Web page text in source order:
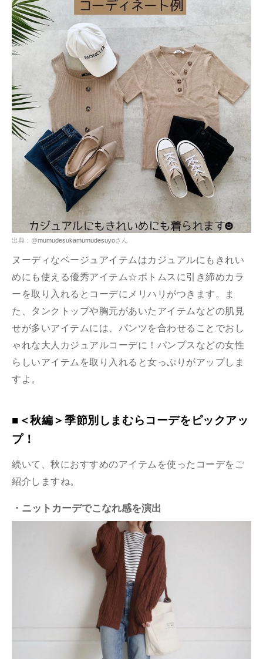
出典：@mumudesukamumudesuyoさん
ヌーディなベージュアイテムはカジュアルにもきれい
めにも使える優秀アイテム☆ボトムスに引き締めカラ
ーを取り入れるとコーデにメリハリがつきます。ま
た、タンクトップや胸元があいたアイテムなどの肌見
せが多いアイテムには、パンツを合わせることでおし
ゃれな大人カジュアルコーデに！パンプスなどの女性
らしいアイテムを取り入れると女っぷりがアップしま
すよ。
■＜秋編＞季節別しまむらコーデをピックアッ
プ！
続いて、秋におすすめのアイテムを使ったコーデをご
紹介しますね。
・ニットカーデでこなれ感を演出